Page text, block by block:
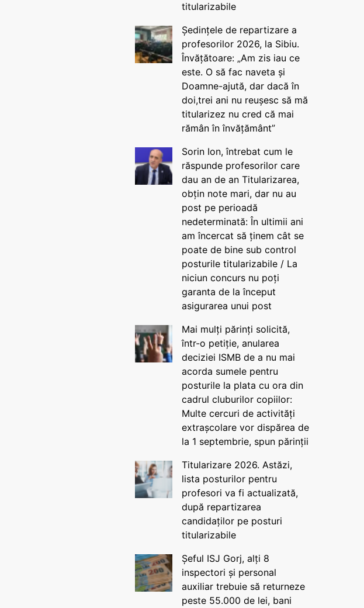
titularizabile
Ședințele de repartizare a
profesorilor 2026, la Sibiu.
Învățătoare: „Am zis iau ce
este. O să fac naveta și
Doamne-ajută, dar dacă în
doi,trei ani nu reușesc să mă
titularizez nu cred că mai
rămân în învățământ”
Sorin Ion, întrebat cum le
răspunde profesorilor care
dau an de an Titularizarea,
obțin note mari, dar nu au
post pe perioadă
nedeterminată: În ultimii ani
am încercat să ținem cât se
poate de bine sub control
posturile titularizabile / La
niciun concurs nu poți
garanta de la început
asigurarea unui post
Mai mulți părinți solicită,
într-o petiție, anularea
deciziei ISMB de a nu mai
acorda sumele pentru
posturile la plata cu ora din
cadrul cluburilor copiilor:
Multe cercuri de activități
extrașcolare vor dispărea de
la 1 septembrie, spun părinții
Titularizare 2026. Astăzi,
lista posturilor pentru
profesori va fi actualizată,
după repartizarea
candidaților pe posturi
titularizabile
Șeful ISJ Gorj, alți 8
inspectori și personal
auxiliar trebuie să returneze
peste 55.000 de lei, bani